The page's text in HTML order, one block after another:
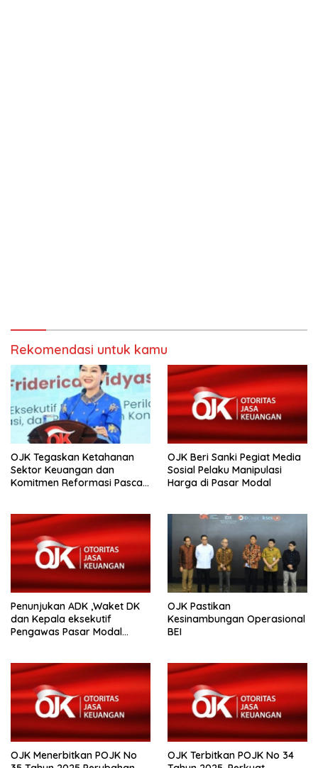
Rekomendasi untuk kamu
OJK Tegaskan Ketahanan
Sektor Keuangan dan
Komitmen Reformasi Pasca
OJK Beri Sanki Pegiat Media
Sosial Pelaku Manipulasi
Harga di Pasar Modal
Penunjukan ADK ,Waket DK
dan Kepala eksekutif
Pengawas Pasar Modal
OJK Pastikan
Kesinambungan Operasional
BEI
OJK Menerbitkan POJK No
OJK Terbitkan POJK No 34